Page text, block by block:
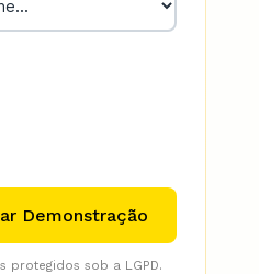
protegidos sob a LGPD.